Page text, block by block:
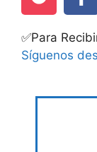
✅Para
Síguenos